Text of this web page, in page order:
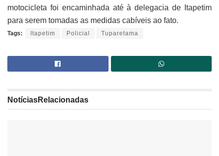
motocicleta foi encaminhada até à delegacia de Itapetim
para serem tomadas as medidas cabíveis ao fato.
Tags: Itapetim Policial Tuparetama
NotíciasRelacionadas